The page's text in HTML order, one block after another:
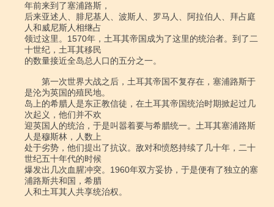
年前来到了塞浦路斯，
后来亚述人、腓尼基人、波斯人、罗马人、阿拉伯人、拜占庭
人和威尼斯人相继占
领过这里。1570年，土耳其帝国成为了这里的统治者。到了二
十世纪，土耳其移民
的数量接近全岛总人口的五分之一。
第一次世界大战之后，土耳其帝国不复存在，塞浦路斯于
是沦为英国的殖民地。
岛上的希腊人是东正教信徒，在土耳其帝国统治时期掀起过几
次起义，他们并不欢
迎英国人的统治，于是叫嚣着要与希腊统一。土耳其塞浦路斯
人是穆斯林，人数上
处于劣势，他们提出了抗议。敌对和愤怒持续了几十年，二十
世纪五十年代的时候
爆发出几次血腥冲突。1960年双方妥协，于是便有了独立的塞
浦路斯共和国，希腊
人和土耳其人共享统治权。